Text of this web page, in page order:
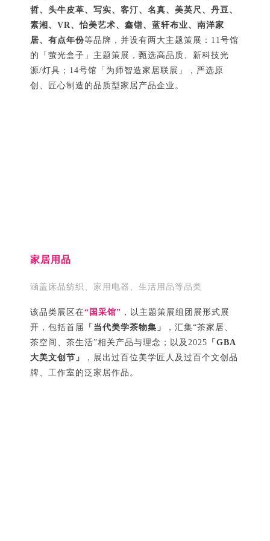
哲、头牛皮革、写实、客汀、名真、美英尺、丹豆、
素湘、VR、怡美艺术、鑫锴、蓝轩布业、南洋家
居、有点年份等品牌，并设有两大主题策展：11号馆
的「萤光盒子」主题策展，甄选高品质、新科技光
源/灯具；14号馆「为师智造家居联展」，严选原
创、匠心制造的品质型家居产品企业。
家居用品
涵盖床品纺织、家用电器、生活用品等品类
该品类展区在“国采馆” ，以主题策展组团展形式展
开，包括首届
「当代美学茶物集」
，汇集“茶家居、
茶空间、茶生活”相关产品与理念；以及2025 「GBA
大美文创节」
，展出过百位美学匠人及过百个文创品
牌、工作室的泛家居作品。